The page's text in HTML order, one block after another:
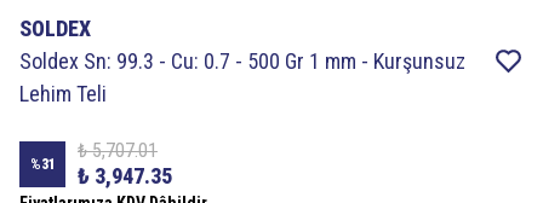
SOLDEX
Soldex Sn: 99.3 - Cu: 0.7 - 500 Gr 1 mm - Kurşunsuz
Lehim Teli
%31
₺ 5,707.01
₺ 3,947.35